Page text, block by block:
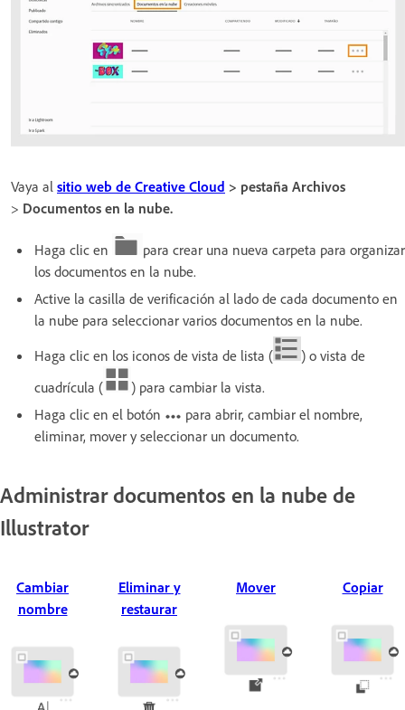
Vaya al sitio web de Creative Cloud > pestaña Archivos
> Documentos en la nube.
Haga clic en
para crear una nueva carpeta para organizar
los documentos en la nube.
Active la casilla de verificación al lado de cada documento en
la nube para seleccionar varios documentos en la nube.
Haga clic en los iconos de vista de lista (
) o vista de
cuadrícula (
) para cambiar la vista.
Haga clic en el botón
para abrir, cambiar el nombre,
eliminar, mover y seleccionar un documento.
Administrar documentos en la nube de
Illustrator
Cambiar
nombre
Eliminar y
restaurar
Mover Copiar